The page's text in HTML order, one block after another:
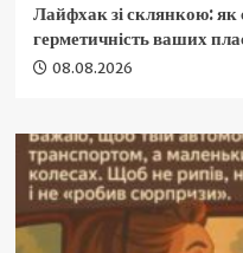
Лайфхак зі склянкою: як
герметичність ваших
08.08.2026